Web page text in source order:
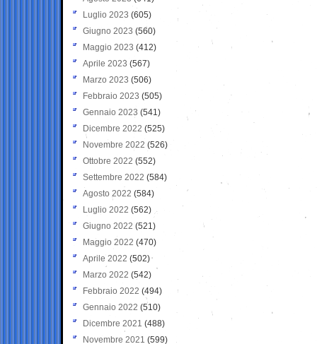
Luglio 2023 (605)
Giugno 2023 (560)
Maggio 2023 (412)
Aprile 2023 (567)
Marzo 2023 (506)
Febbraio 2023 (505)
Gennaio 2023 (541)
Dicembre 2022 (525)
Novembre 2022 (526)
Ottobre 2022 (552)
Settembre 2022 (584)
Agosto 2022 (584)
Luglio 2022 (562)
Giugno 2022 (521)
Maggio 2022 (470)
Aprile 2022 (502)
Marzo 2022 (542)
Febbraio 2022 (494)
Gennaio 2022 (510)
Dicembre 2021 (488)
Novembre 2021 (599)